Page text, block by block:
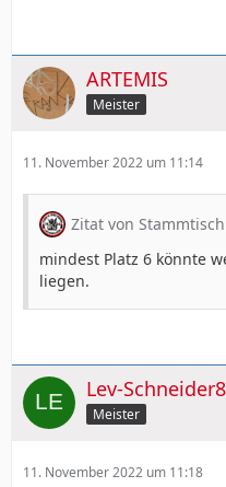
ARTEMIS
Meister
11. November 2022 um 11:14
Zitat von
mindest Platz 6 könnte
liegen.
Lev-
Meister
11. November 2022 um 11:18